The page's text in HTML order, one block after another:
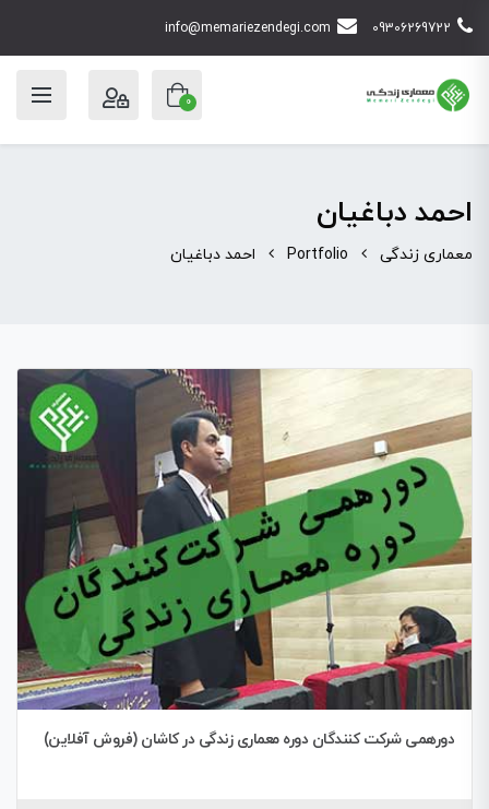
09306269722
info@memariezendegi.com
0
احمد دباغیان
معماری زندگی Portfolio احمد دباغیان
دورهمی شرکت کنندگان دوره معماری زندگی در کاشان (فروش آفلاین)